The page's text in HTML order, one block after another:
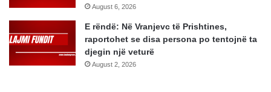
August 6, 2026
E rëndë: Në Vranjevc të Prishtines,
raportohet se disa persona po tentojnë ta
djegin një veturë
August 2, 2026